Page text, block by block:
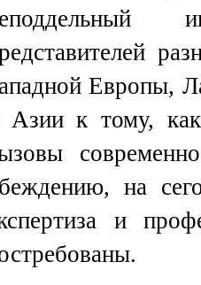
Европы,
Азии к тому,
на
и